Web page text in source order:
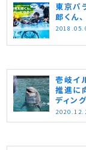
東京パ
郎くん
壱岐イ
推進に
ディン